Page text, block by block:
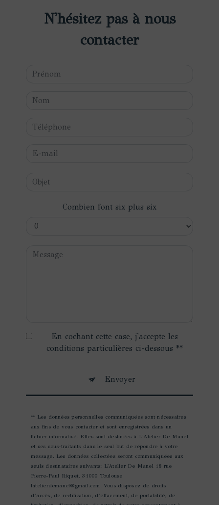
N'hésitez pas à nous
contacter
Combien font six plus six
En cochant cette case, j'accepte les
conditions particulières ci-dessous **
Envoyer
** Les données personnelles communiquées sont nécessaires
aux fins de vous contacter et sont enregistrées dans un
fichier informatisé. Elles sont destinées à L'Atelier De Manel
et ses sous-traitants dans le seul but de répondre à votre
message. Les données collectées seront communiquées aux
seuls destinataires suivants: L'Atelier De Manel 18 rue
Pierre-Paul Riquet, 31000 Toulouse
latelierdemanel@gmail.com. Vous disposez de droits
d’accès, de rectification, d’effacement, de portabilité, de